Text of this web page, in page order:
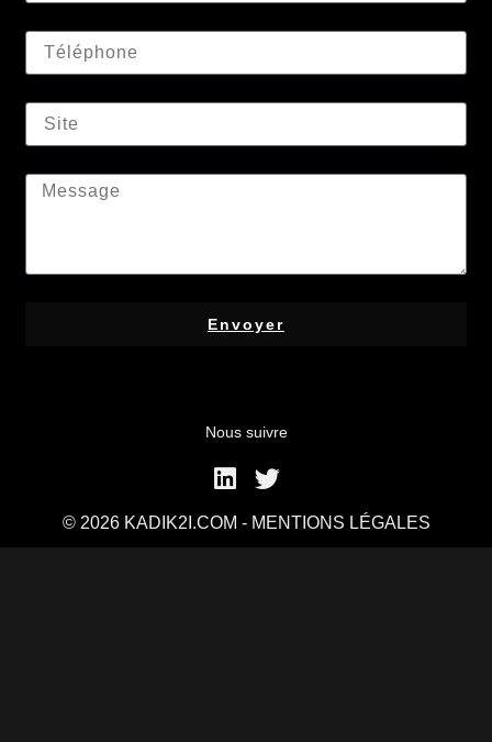
Envoyer
Nous suivre
© 2026 KADIK2I.COM - MENTIONS LÉGALES